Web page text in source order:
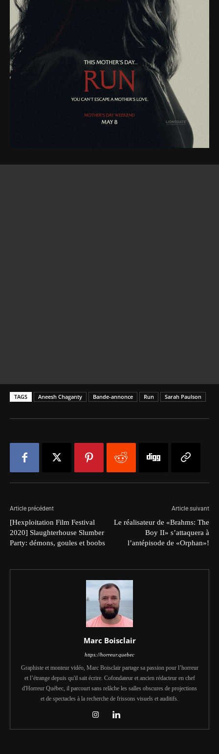
TAGS Aneesh Chaganty Bande-annonce Run Sarah Paulson
Article précédent
[Hexploitation Film Festival
2020] Slaughterhouse Slumber
Party: démons, goules et boobs
Article suivant
Le réalisateur de «Brahms: The
Boy II» s’attaquera à
l’antépisode de «Orphan»!
Marc Boisclair
https://horreur.quebec
Graphiste et monteur vidéo, Marc Boisclair partage sa passion pour l’horreur
et l’étrange depuis qu'il sait écrire. Cofondateur et ancien rédacteur en chef
d'Horreur Québec, il parcourt sans relâche les salles obscures de projections
et de spectacles à la recherche de frissons visuels et auditifs.